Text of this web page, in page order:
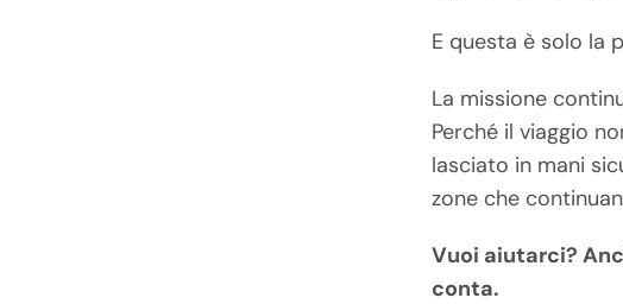
E questa è solo la
La missione
Perché il viaggio
lasciato in mani
zone che
Vuoi aiutarci?
conta.